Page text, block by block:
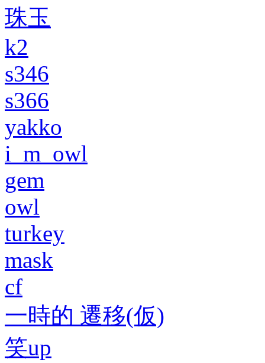
珠玉
k2
s346
s366
yakko
i_m_owl
gem
owl
turkey
mask
cf
一時的 遷移(仮)
笑up